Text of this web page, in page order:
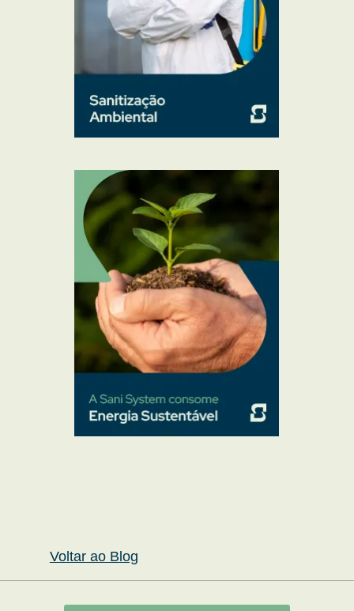
Voltar ao Blog